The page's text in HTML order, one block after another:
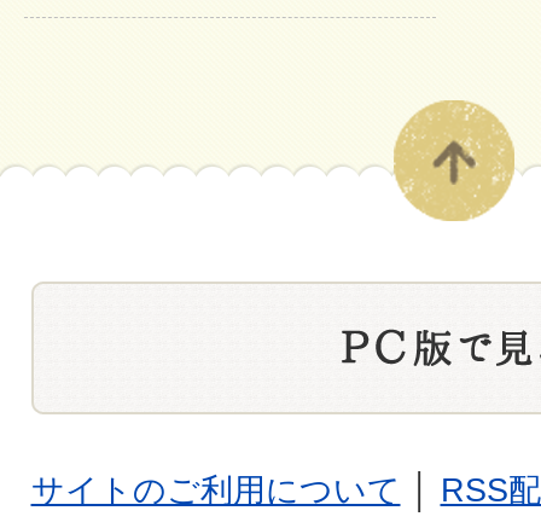
サイトのご利用について
RSS